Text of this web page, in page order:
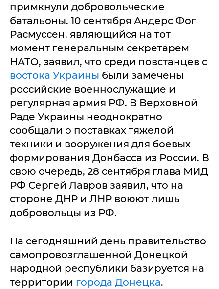
примкнули добровольческие
батальоны. 10 сентября Андерс Фог
Расмуссен, являющийся на тот
момент генеральным секретарем
НАТО, заявил, что среди повстанцев с
востока Украины были замечены
российские военнослужащие и
регулярная армия РФ. В Верховной
Раде Украины неоднократно
сообщали о поставках тяжелой
техники и вооружения для боевых
формирования Донбасса из России. В
свою очередь, 28 сентября глава МИД
РФ Сергей Лавров заявил, что на
стороне ДНР и ЛНР воюют лишь
добровольцы из РФ.
На сегодняшний день правительство
самопровозглашенной Донецкой
народной республики базируется на
территории города Донецка.